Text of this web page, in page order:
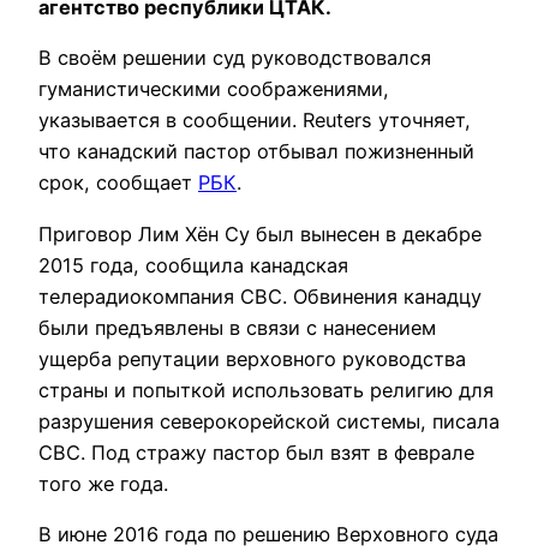
агентство республики ЦТАК.
В своём решении суд руководствовался
гуманистическими соображениями,
указывается в сообщении. Reuters уточняет,
что канадский пастор отбывал пожизненный
срок, сообщает РБК.
Приговор Лим Хён Су был вынесен в декабре
2015 года, сообщила канадская
телерадиокомпания CBC. Обвинения канадцу
были предъявлены в связи с нанесением
ущерба репутации верховного руководства
страны и попыткой использовать религию для
разрушения северокорейской системы, писала
CBC. Под стражу пастор был взят в феврале
того же года.
В июне 2016 года по решению Верховного суда